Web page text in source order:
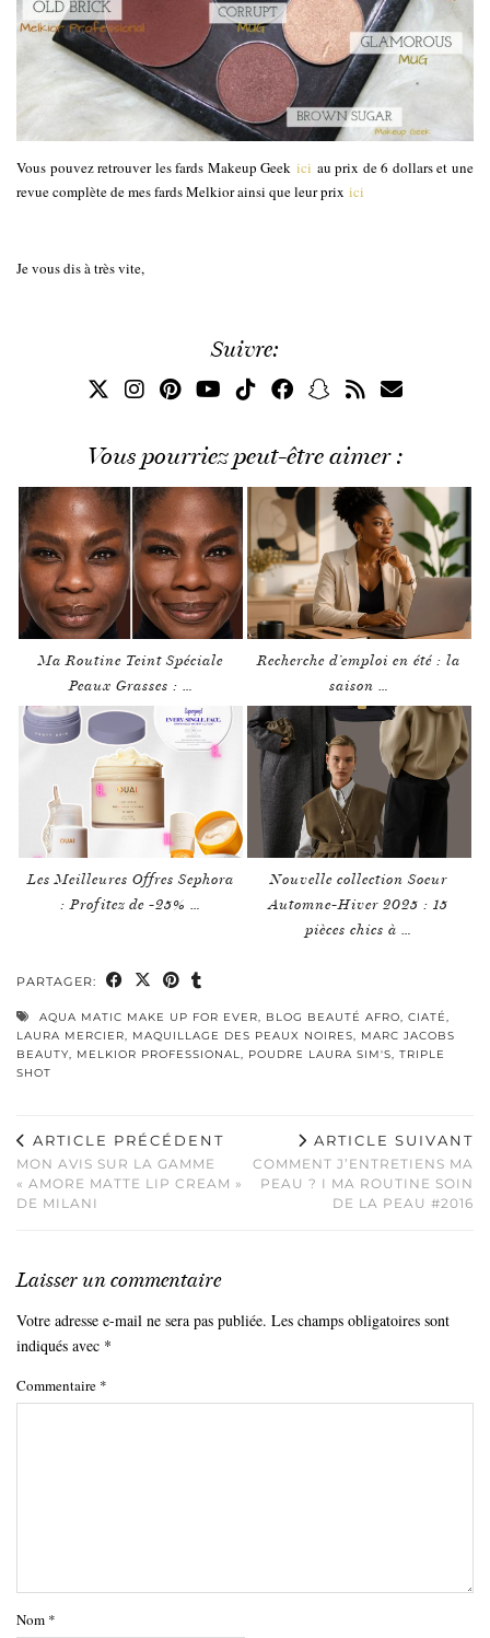
Vous pouvez retrouver les fards Makeup Geek ici au prix de 6 dollars et une
revue complète de mes fards Melkior ainsi que leur prix ici
Je vous dis à très vite,
Suivre:
Vous pourriez peut-être aimer :
Ma Routine Teint Spéciale
Peaux Grasses : …
Recherche d’emploi en été : la
saison …
Les Meilleures Offres Sephora
: Profitez de -25% …
Nouvelle collection Soeur
Automne-Hiver 2025 : 15
pièces chics à …
PARTAGER:
AQUA MATIC MAKE UP FOR EVER BLOG BEAUTÉ AFRO CIATÉ
LAURA MERCIER
MAQUILLAGE DES PEAUX NOIRES
MARC JACOBS
BEAUTY
MELKIOR PROFESSIONAL POUDRE LAURA SIM'S
TRIPLE
SHOT
ARTICLE PRÉCÉDENT
MON AVIS SUR LA GAMME
« AMORE MATTE LIP CREAM »
DE MILANI
ARTICLE SUIVANT
COMMENT J’ENTRETIENS MA
PEAU ? I MA ROUTINE SOIN
DE LA PEAU #2016
Laisser un commentaire
Votre adresse e-mail ne sera pas publiée. Les champs obligatoires sont
indiqués avec *
Commentaire *
Nom *